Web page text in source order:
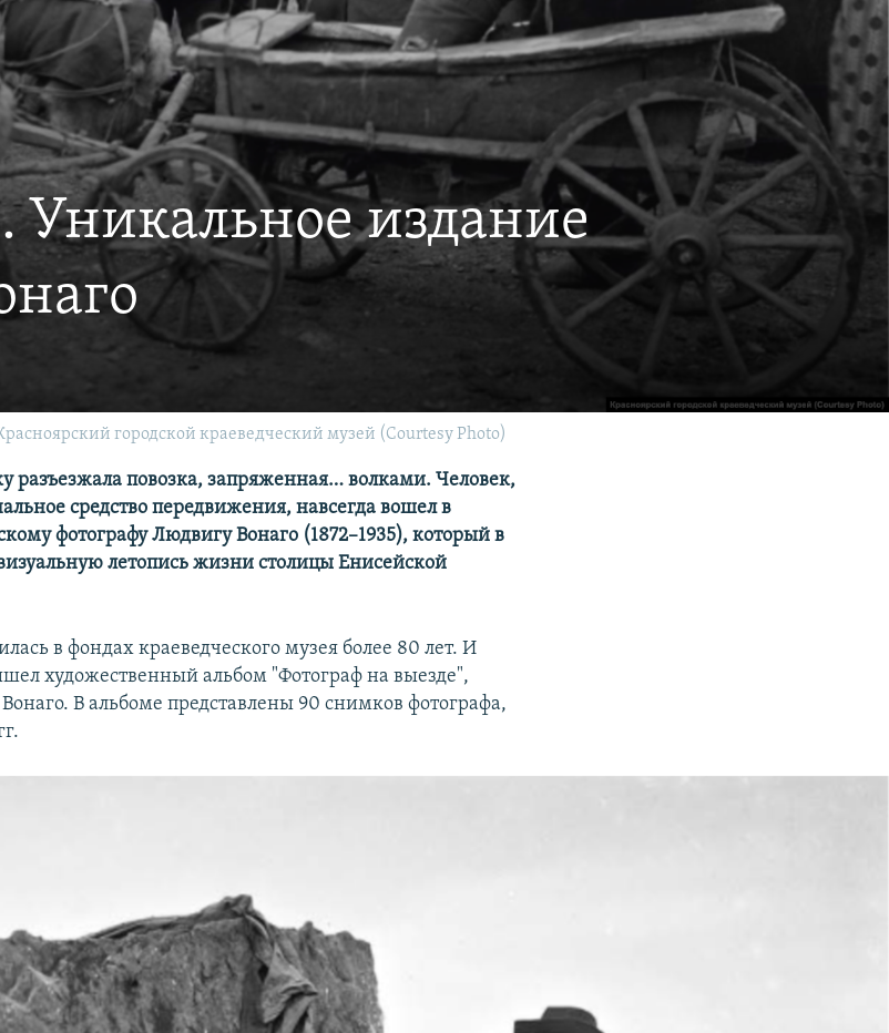
Уникальное издание
городской краеведческий музей (Courtesy Photo)
разъезжала повозка, запряженная… волками. Человек,
средство передвижения, навсегда вошел в
фотографу Людвигу Вонаго (1872–1935), который в
летопись жизни столицы Енисейской
в фондах краеведческого музея более 80 лет. И
художественный альбом "Фотограф на выезде",
В альбоме представлены 90 снимков фотографа,